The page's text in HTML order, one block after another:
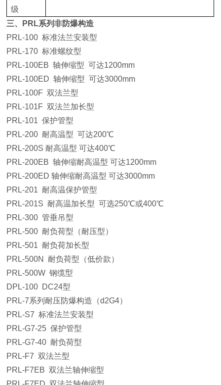
级
三、PRL系列非防爆构造
PRL-100 标准法兰安装型
PRL-170 标准螺纹型
PRL-100EB 轴伸缩型 可达1200mm
PRL-100ED 轴伸缩型 可达3000mm
PRL-100F 双法兰型
PRL-101F 双法兰加长型
PRL-101 保护管型
PRL-200 耐高温型 可达200℃
PRL-200S 耐高温型 可达400℃
PRL-200EB 轴伸缩耐高温型 可达1200mm
PRL-200ED 轴伸缩耐高温型 可达3000mm
PRL-201 耐高温保护管型
PRL-201S 耐高温加长型 可选250℃或400℃
PRL-300 管垂吊型
PRL-500 耐负荷型（耐压型）
PRL-501 耐负荷加长型
PRL-500N 耐负荷型（低价款）
PRL-500W 钢缆型
DPL-100 DC24型
PRL-7系列耐压防爆构造（d2G4）
PRL-S7 标准法兰安装型
PRL-G7-25 保护管型
PRL-G7-40 耐负荷型
PRL-F7 双法兰型
PRL-F7EB 双法兰轴伸缩型